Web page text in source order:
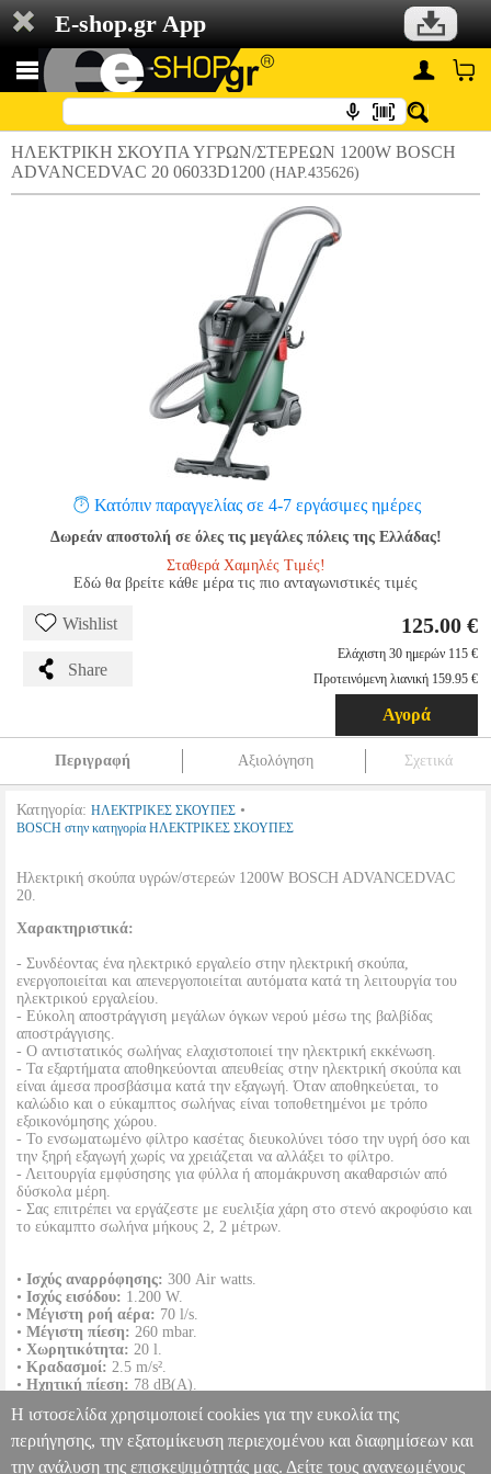
E-shop.gr App
ΗΛΕΚΤΡΙΚΗ ΣΚΟΥΠΑ ΥΓΡΩΝ/ΣΤΕΡΕΩΝ 1200W BOSCH
ADVANCEDVAC 20 06033D1200 (HAP.435626)
Κατόπιν παραγγελίας σε 4-7 εργάσιμες ημέρες
Δωρεάν αποστολή σε όλες τις μεγάλες πόλεις της Ελλάδας!
Σταθερά Χαμηλές Τιμές!
Εδώ θα βρείτε κάθε μέρα τις πιο ανταγωνιστικές τιμές
Wishlist
Share
125.00 €
Ελάχιστη 30 ημερών 115 €
Προτεινόμενη λιανική 159.95 €
Αγορά
Περιγραφή Αξιολόγηση Σχετικά
Κατηγορία: ΗΛΕΚΤΡΙΚΕΣ ΣΚΟΥΠΕΣ •
BOSCH στην κατηγορία ΗΛΕΚΤΡΙΚΕΣ ΣΚΟΥΠΕΣ
Ηλεκτρική σκούπα υγρών/στερεών 1200W BOSCH ADVANCEDVAC
20.
Χαρακτηριστικά:
- Συνδέοντας ένα ηλεκτρικό εργαλείο στην ηλεκτρική σκούπα,
ενεργοποιείται και απενεργοποιείται αυτόματα κατά τη λειτουργία του
ηλεκτρικού εργαλείου.
- Εύκολη αποστράγγιση μεγάλων όγκων νερού μέσω της βαλβίδας
αποστράγγισης.
- Ο αντιστατικός σωλήνας ελαχιστοποιεί την ηλεκτρική εκκένωση.
- Τα εξαρτήματα αποθηκεύονται απευθείας στην ηλεκτρική σκούπα και
είναι άμεσα προσβάσιμα κατά την εξαγωγή. Όταν αποθηκεύεται, το
καλώδιο και ο εύκαμπτος σωλήνας είναι τοποθετημένοι με τρόπο
εξοικονόμησης χώρου.
- Το ενσωματωμένο φίλτρο κασέτας διευκολύνει τόσο την υγρή όσο και
την ξηρή εξαγωγή χωρίς να χρειάζεται να αλλάξει το φίλτρο.
- Λειτουργία εμφύσησης για φύλλα ή απομάκρυνση ακαθαρσιών από
δύσκολα μέρη.
- Σας επιτρέπει να εργάζεστε με ευελιξία χάρη στο στενό ακροφύσιο και
το εύκαμπτο σωλήνα μήκους 2, 2 μέτρων.
• Ισχύς αναρρόφησης: 300 Air watts.
• Ισχύς εισόδου: 1.200 W.
• Μέγιστη ροή αέρα: 70 l/s.
• Μέγιστη πίεση: 260 mbar.
• Χωρητικότητα: 20 l.
• Κραδασμοί: 2.5 m/s².
• Ηχητική πίεση: 78 dB(A).
• Βάρος:7.6 Kg.
•Εγγύηση: 2 χρόνια.DOA 7 ημερών
Η ιστοσελίδα χρησιμοποιεί cookies για την ευκολία της
περιήγησης, την εξατομίκευση περιεχομένου και διαφημίσεων και
την ανάλυση της επισκεψιμότητάς μας. Δείτε τους ανανεωμένους